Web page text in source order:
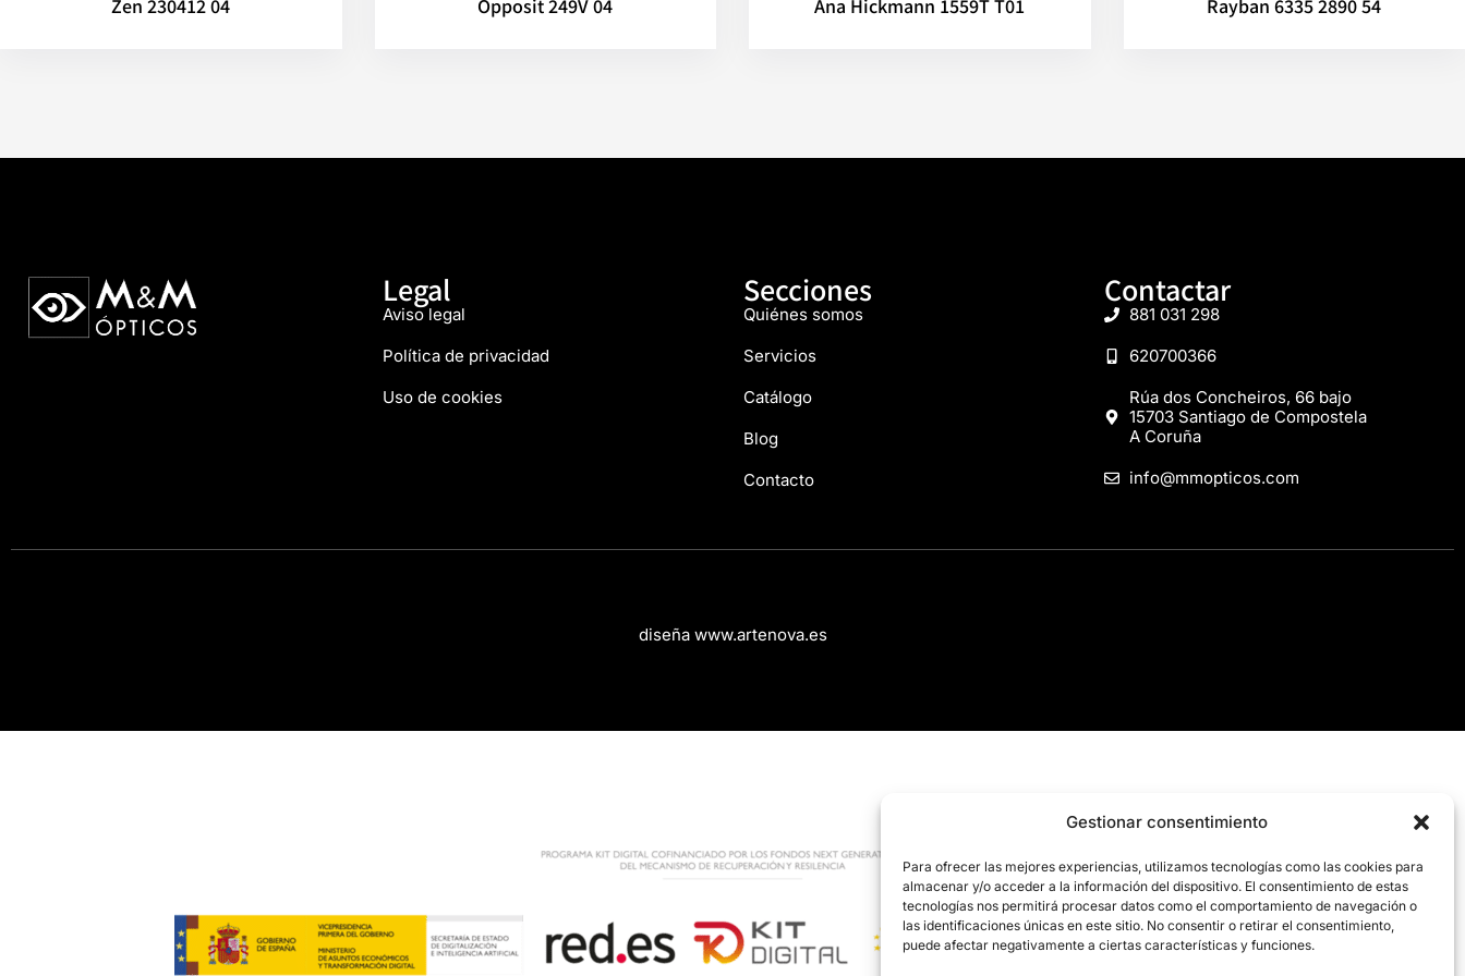
Gestionar consentimiento
Para ofrecer las mejores experiencias, utilizamos tecnologías como las cookies para
almacenar y/o acceder a la información del dispositivo. El consentimiento de estas
tecnologías nos permitirá procesar datos como el comportamiento de navegación o
las identificaciones únicas en este sitio. No consentir o retirar el consentimiento,
puede afectar negativamente a ciertas características y funciones.
Zen 230412 04 Opposit 249V 04 Ana Hickmann 1559T T01 Rayban 6335 2890 54
Legal
Aviso legal
Política de privacidad
Uso de cookies
Secciones
Quiénes somos
Servicios
Catálogo
Blog
Contacto
Contactar
881 031 298
620700366
Rúa dos Concheiros, 66 bajo
15703 Santiago de Compostela
A Coruña
info@mmopticos.com
diseña www.artenova.es